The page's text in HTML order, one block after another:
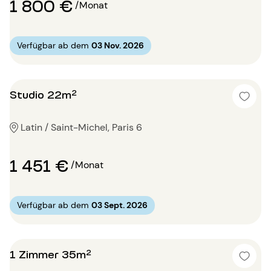
1 800 €/Monat
Verfügbar ab dem 03 Nov. 2026
Studio 22m²
Latin / Saint-Michel, Paris 6
1 451 €/Monat
Verfügbar ab dem 03 Sept. 2026
1 Zimmer 35m²